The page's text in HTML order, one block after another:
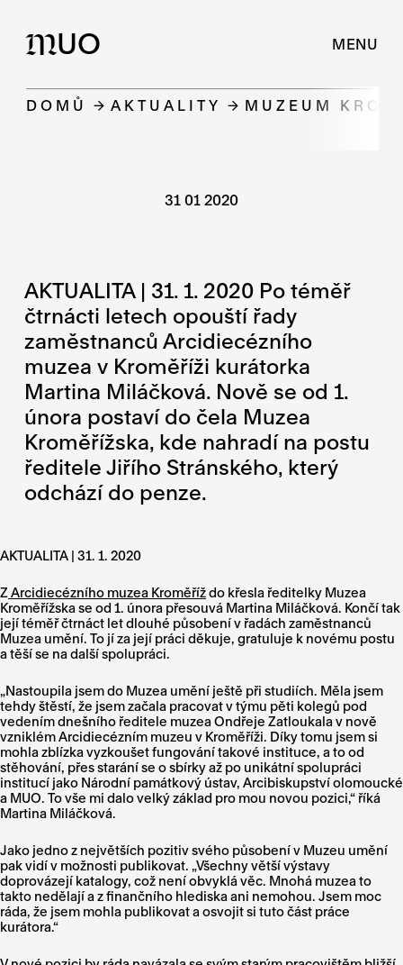
MUO MENU
DOMŮ AKTUALITY MUZEUM
31 01 2020
AKTUALITA | 31. 1. 2020 Po téměř
čtrnácti letech opouští řady
zaměstnanců Arcidiecézního
muzea v Kroměříži kurátorka
Martina Miláčková. Nově se od 1.
února postaví do čela Muzea
Kroměřížska, kde nahradí na postu
ředitele Jiřího Stránského, který
odchází do penze.
AKTUALITA | 31. 1. 2020
Z Arcidiecézního muzea Kroměříždo křesla ředitelky Muzea
Kroměřížska se od 1. února přesouvá Martina Miláčková. Končí tak
její téměř čtrnáct let dlouhé působení v řadách zaměstnanců
Muzea umění. To jí za její práci děkuje, gratuluje k novému postu
a těší se na další spolupráci.
„Nastoupila jsem do Muzea umění ještě při studiích. Měla jsem
tehdy štěstí, že jsem začala pracovat v týmu pěti kolegů pod
vedením dnešního ředitele muzea Ondřeje Zatloukala v nově
vzniklém Arcidiecézním muzeu v Kroměříži. Díky tomu jsem si
mohla zblízka vyzkoušet fungování takové instituce, a to od
stěhování, přes starání se o sbírky až po unikátní spolupráci
institucí jako Národní památkový ústav, Arcibiskupství olomoucké
a MUO. To vše mi dalo velký základ pro mou novou pozici,“ říká
Martina Miláčková.
Jako jedno z největších pozitiv svého působení v Muzeu umění
pak vidí v možnosti publikovat. „Všechny větší výstavy
doprovázejí katalogy, což není obvyklá věc. Mnohá muzea to
takto nedělají a z finančního hlediska ani nemohou. Jsem moc
ráda, že jsem mohla publikovat a osvojit si tuto část práce
kurátora.“